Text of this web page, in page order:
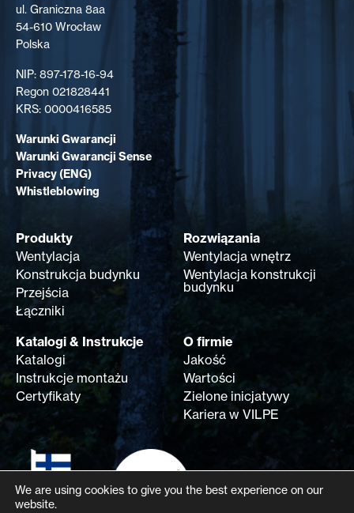
ul. Graniczna 8aa
54-610 Wrocław
Polska
NIP: 897-178-16-94
Regon 021828441
KRS: 0000416585
Warunki Gwarancji
Warunki Gwarancji Sense
Privacy (ENG)
Whistleblowing
Produkty
Wentylacja
Konstrukcja budynku
Przejścia
Łączniki
Rozwiązania
Wentylacja wnętrz
Wentylacja konstrukcji
budynku
Katalogi & Instrukcje
Katalogi
Instrukcje montażu
Certyfikaty
O firmie
Jakość
Wartości
Zielone inicjatywy
Kariera w VILPE
We are using cookies to give you the best experience on our
website.